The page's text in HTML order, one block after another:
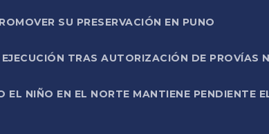
SU PRESERVACIÓN EN PUNO
TRAS AUTORIZACIÓN DE PROVÍAS
EL NIÑO EN EL NORTE MANTIENE PENDIENTE